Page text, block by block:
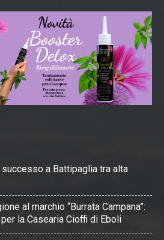
a Battipaglia tra alta
al marchio “Burrata Campana”:
la Casearia Cioffi di Eboli